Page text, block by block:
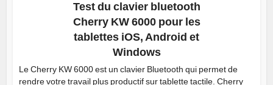
Test du clavier bluetooth
Cherry KW 6000 pour les
tablettes iOS, Android et
Windows
Le Cherry KW 6000 est un clavier Bluetooth qui permet de
rendre votre travail plus productif sur tablette tactile. Cherry